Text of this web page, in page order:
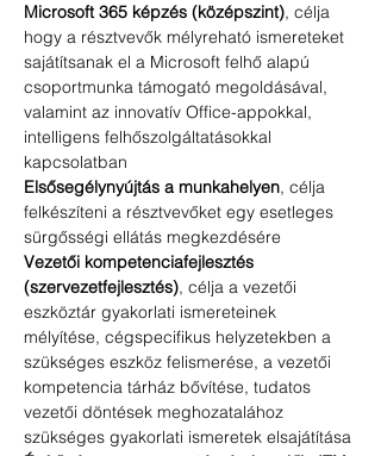
Microsoft 365 képzés (középszint), célja
hogy a résztvevők mélyreható ismereteket
sajátítsanak el a Microsoft felhő alapú
csoportmunka támogató megoldásával,
valamint az innovatív Office-appokkal,
intelligens felhőszolgáltatásokkal
kapcsolatban
Elsősegélynyújtás a munkahelyen, célja
felkészíteni a résztvevőket egy esetleges
sürgősségi ellátás megkezdésére
Vezetői kompetenciafejlesztés
(szervezetfejlesztés), célja a vezetői
eszköztár gyakorlati ismereteinek
mélyítése, cégspecifikus helyzetekben a
szükséges eszköz felismerése, a vezetői
kompetencia tárház bővítése, tudatos
vezetői döntések meghozatalához
szükséges gyakorlati ismeretek elsajátítása